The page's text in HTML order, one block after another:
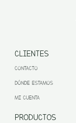
CLIENTES
CONTACTO
DÓNDE ESTAMOS
MI CUENTA
PRODUCTOS